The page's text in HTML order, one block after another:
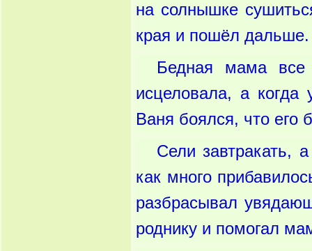
на солнышке
края и пошёл дальше.
Бедная мама все
исцеловала, а
Ваня боялся, что его
Сели завтракать,
как много
разбрасывал
роднику и помогал